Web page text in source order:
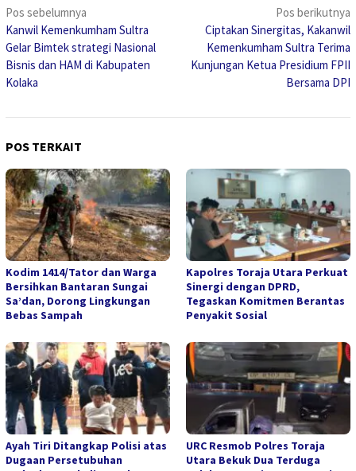
Navigasi
pos
Pos sebelumnya
Kanwil Kemenkumham Sultra
Gelar Bimtek strategi Nasional
Bisnis dan HAM di Kabupaten
Kolaka
Pos berikutnya
Ciptakan Sinergitas, Kakanwil
Kemenkumham Sultra Terima
Kunjungan Ketua Presidium FPII
Bersama DPI
POS TERKAIT
Kodim 1414/Tator dan Warga
Bersihkan Bantaran Sungai
Sa’dan, Dorong Lingkungan
Bebas Sampah
Kapolres Toraja Utara Perkuat
Sinergi dengan DPRD,
Tegaskan Komitmen Berantas
Penyakit Sosial
Ayah Tiri Ditangkap Polisi atas
Dugaan Persetubuhan
URC Resmob Polres Toraja
Utara Bekuk Dua Terduga